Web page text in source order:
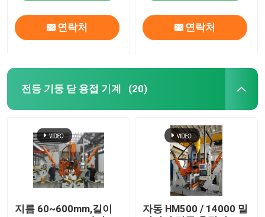
연락처 연락처
전등 기둥 닫 용접 기계 (20)
지름 60~600mm,길이
자동 HM500 / 14000 밀